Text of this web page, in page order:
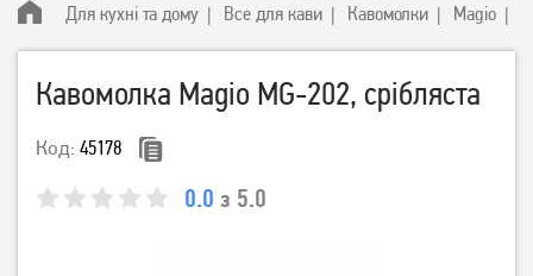
Для кухні та дому Все для кави Кавомолки Magio
Кавомолка Magio MG-202, срібляста
Код: 45178
0.0 з 5.0